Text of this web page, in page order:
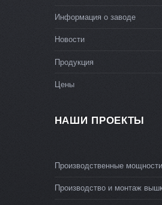
Информация о заводе
Новости
Продукция
Цены
НАШИ ПРОЕКТЫ
Производственные мощности
Производство и монтаж